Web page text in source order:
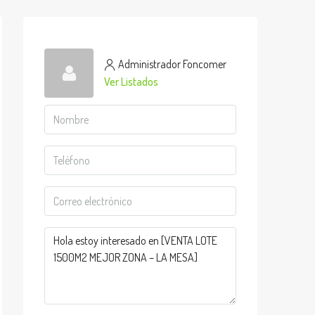
Administrador Foncomer
Ver Listados